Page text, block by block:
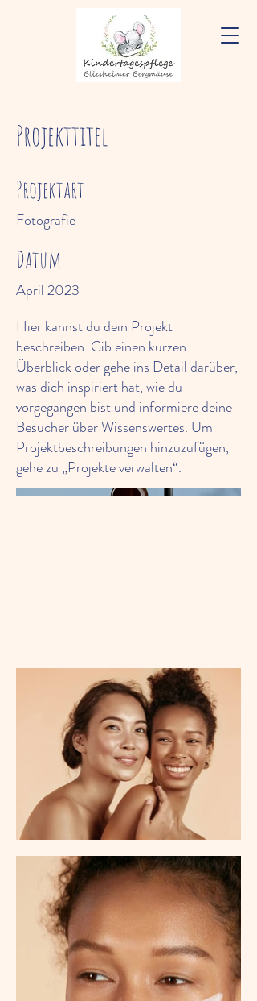
Projekttitel
Projektart
Fotografie
Datum
April 2023
Hier kannst du dein Projekt
beschreiben. Gib einen kurzen
Überblick oder gehe ins Detail darüber,
was dich inspiriert hat, wie du
vorgegangen bist und informiere deine
Besucher über Wissenswertes. Um
Projektbeschreibungen hinzuzufügen,
gehe zu „Projekte verwalten“.